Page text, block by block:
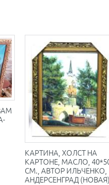
КАРТИНА, ХОЛСТ НА
КАРТОНЕ, МАСЛО,
СМ., АВТОР ИЛЬЧЕНКО,
АНДЕРСЕНГРАД (НОВАЯ)